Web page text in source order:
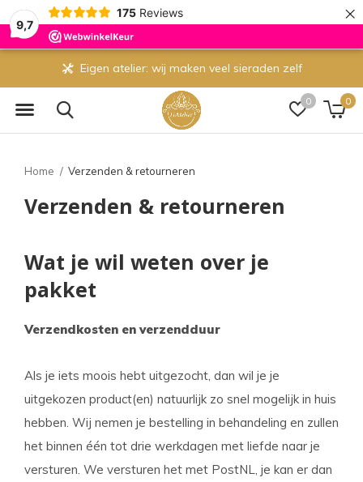
9,7
175 Reviews ×
0 0
Eigen atelier: wij maken veel sieraden zelf
Home Verzenden & retourneren
Verzenden & retourneren
Wat je wil weten over je
pakket
Verzendkosten en verzendduur
Als je iets moois hebt uitgezocht, dan wil je je
uitgekozen product(en) natuurlijk zo snel mogelijk in huis
hebben. Wij nemen je bestelling in behandeling en zullen
het binnen één tot drie werkdagen met liefde naar je
versturen. We versturen het met PostNL, je kan er dan